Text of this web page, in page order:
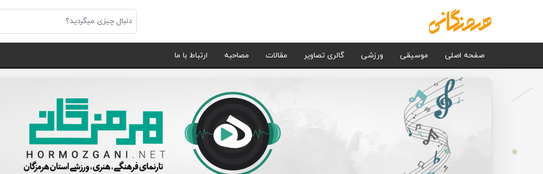
صفحه اصلی موسیقی ورزشی گالری تصاویر مقالات مصاحبه ارتباط با ما